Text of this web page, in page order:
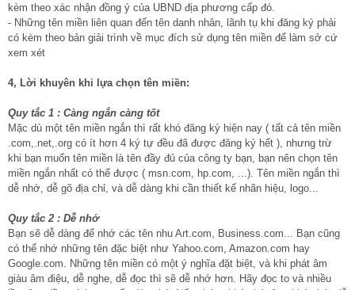
kèm theo xác nhận đồng ý của UBND địa phương cấp đó.
- Những tên miền liên quan đến tên danh nhân, lãnh tụ khi đăng ký phải
có kèm theo bản giải trình về mục đích sử dụng tên miền để làm sở cứ
xem xét
4, Lời khuyên khi lựa chọn tên miền:
Quy tắc 1 : Càng ngắn càng tốt
Mặc dù một tên miền ngắn thì rất khó đăng ký hiện nay ( tất cả tên miền
.com,.net,.org có ít hơn 4 ký tự đều đã được đăng ký hết ), nhưng trừ
khi bạn muốn tên miền là tên đầy đủ của công ty bạn, bạn nên chọn tên
miền ngắn nhất có thể được ( msn.com, hp.com, ...). Tên miền ngắn thì
dễ nhớ, dễ gõ địa chỉ, và dễ dàng khi cần thiết kế nhãn hiệu, logo...
Quy tắc 2 : Dễ nhớ
Bạn sẽ dễ dàng để nhớ các tên nhu Art.com, Business.com... Bạn cũng
có thể nhớ những tên đặc biệt như Yahoo.com, Amazon.com hay
Google.com. Những tên miền có một ý nghĩa đặt biệt, và khi phát âm
giàu âm điệu, dễ nghe, dễ đọc thì sẽ dễ nhớ hơn. Hãy đọc to và nhiều